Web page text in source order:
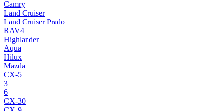
Camry
Land Cruiser
Land Cruiser Prado
RAV4
Highlander
Aqua
Hilux
Mazda
CX-5
3
6
CX-30